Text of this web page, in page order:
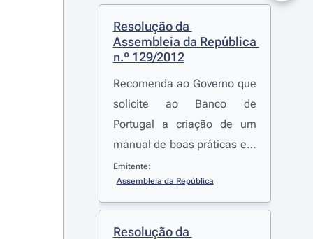
Resolução da
Assembleia da República
n.º 129/2012
Recomenda ao Governo que
solicite ao Banco de
Portugal a criação de um
manual de boas práticas em
matéria de prevenção e de
sanação de situações de
incumprimento de contratos
de crédito com particulares
Emitente:
Assembleia da República
Resolução da